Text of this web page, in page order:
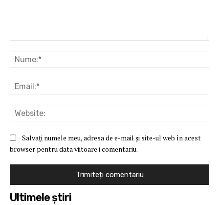
Salvați numele meu, adresa de e-mail și site-ul web în acest
browser pentru data viitoare i comentariu.
Ultimele ştiri